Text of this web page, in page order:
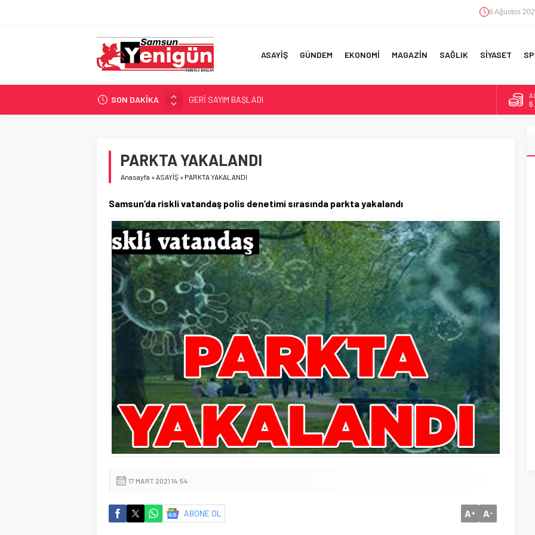
8 Ağustos
ASAYİŞ GÜNDEM EKONOMİ MAGAZİN SAĞLIK SİYASET
SON DAKİKA
GERİ SAYIM BAŞLADI
SAMSUNSPOR’DA HEDEF 5’İNCİLİK!
İŞTE FINDIK FİYATI!
PARKTA YAKALANDI
Anasayfa »ASAYİŞ » PARKTA YAKALANDI
Samsun’da riskli vatandaş polis denetimi sırasında parkta yakalandı
17 MART 2021 14:54
ABONE OL A+ A-